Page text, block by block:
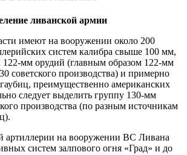
ливанской армии
имеют на вооружении около 200
систем калибра свыше 100 мм,
122-мм орудий (главным образом 122-мм
советского производства) и примерно
преимущественно американских
следует выделить группу 130-мм
производства (по разным источникам
артиллерии на вооружении ВС Ливана
систем залпового огня «Град» и до